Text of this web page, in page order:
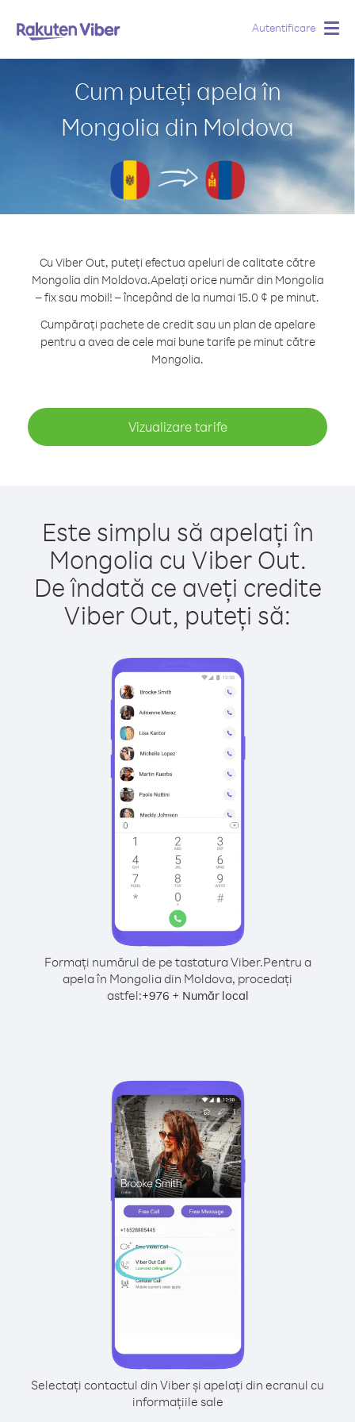
Autentificare
Cum puteți apela în
Mongolia din Moldova
Cu Viber Out, puteți efectua apeluri de calitate către
Mongolia din Moldova.Apelați orice număr din Mongolia
– fix sau mobil! – începând de la numai 15.0 ¢ pe minut.
Cumpărați pachete de credit sau un plan de apelare
pentru a avea de cele mai bune tarife pe minut către
Mongolia.
Vizualizare tarife
Este simplu să apelați în
Mongolia cu Viber Out.
De îndată ce aveți credite
Viber Out, puteți să:
Formați numărul de pe tastatura Viber.Pentru a
apela în Mongolia din Moldova, procedați
astfel:+976 + Număr local
Selectați contactul din Viber și apelați din ecranul cu
informațiile sale